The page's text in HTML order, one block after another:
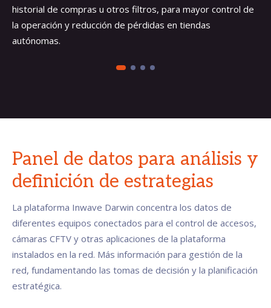
historial de compras u otros filtros, para mayor control de
la operación y reducción de pérdidas en tiendas
autónomas.
Panel de datos para análisis y
definición de estrategias
La plataforma Inwave Darwin concentra los datos de
diferentes equipos conectados para el control de accesos,
cámaras CFTV y otras aplicaciones de la plataforma
instalados en la red. Más información para gestión de la
red, fundamentando las tomas de decisión y la planificación
estratégica.